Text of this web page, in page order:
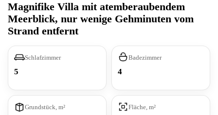
Magnifike Villa mit atemberaubendem
Meerblick, nur wenige Gehminuten vom
Strand entfernt
Schlafzimmer
5
Badezimmer
4
Grundstück, m² Fläche, m²